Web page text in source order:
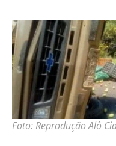
Foto: Reprodução Alô